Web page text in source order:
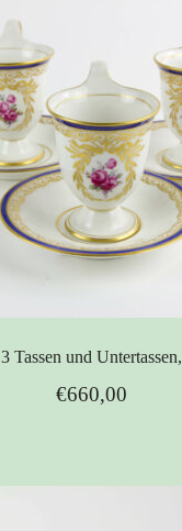
3 Tassen und Untertassen,
€660,00